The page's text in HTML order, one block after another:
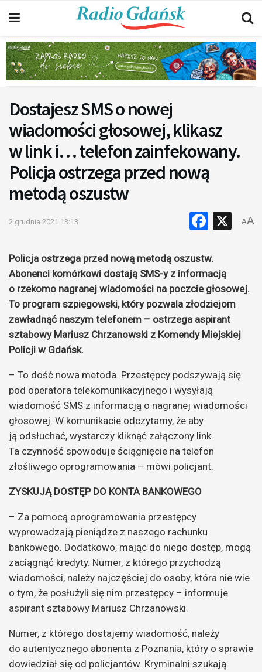
Dostajesz SMS o nowej
wiadomości głosowej, klikasz
w link i… telefon zainfekowany.
Policja ostrzega przed nową
metodą oszustw
2 grudnia 2021 13:13 X
AA
Policja ostrzega przed nową metodą oszustw.
Abonenci komórkowi dostają SMS-y z informacją
o rzekomo nagranej wiadomości na poczcie głosowej.
To program szpiegowski, który pozwala złodziejom
zawładnąć naszym telefonem – ostrzega aspirant
sztabowy Mariusz Chrzanowski z Komendy Miejskiej
Policji w Gdańsk.
– To dość nowa metoda. Przestępcy podszywają się
pod operatora telekomunikacyjnego i wysyłają
wiadomość SMS z informacją o nagranej wiadomości
głosowej. W komunikacie odczytamy, że aby
ją odsłuchać, wystarczy kliknąć załączony link.
Ta czynność spowoduje ściągnięcie na telefon
złośliwego oprogramowania – mówi policjant.
ZYSKUJĄ DOSTĘP DO KONTA BANKOWEGO
– Za pomocą oprogramowania przestępcy
wyprowadzają pieniądze z naszego rachunku
bankowego. Dodatkowo, mając do niego dostęp, mogą
zaciągnąć kredyty. Numer, z którego przychodzą
wiadomości, należy najczęściej do osoby, która nie wie
o tym, że posłużyli się nim przestępcy – informuje
aspirant sztabowy Mariusz Chrzanowski.
Numer, z którego dostajemy wiadomość, należy
do autentycznego abonenta z Poznania, który o sprawie
dowiedział się od policjantów. Kryminalni szukają